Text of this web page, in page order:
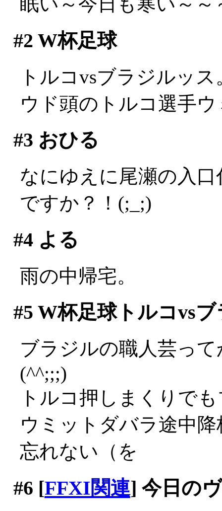
#2 W杯足球
トルコvsブラジルッス
ウド頭のトルコ選手
#3 おひる
なにゆえに尾瀬の入
ですか？！(;_;)
#4よる
雨の中帰宅。
#5 W杯足球トルコvs
ブラジルの職人芸っ
(^^;;;)
トルコ押しまくりで
ウミットダバラ途中
忘れない（を
#6 [FFXI関連] 今日の